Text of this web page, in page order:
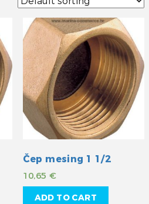
Čep mesing 1 1/2
10,65€
ADD TO CART